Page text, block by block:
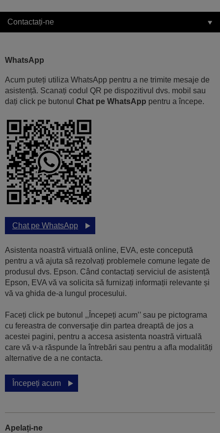
Contactați-ne
WhatsApp
Acum puteți utiliza WhatsApp pentru a ne trimite mesaje de
asistență. Scanați codul QR pe dispozitivul dvs. mobil sau
dați click pe butonul Chat pe WhatsApp pentru a începe.
Chat pe WhatsApp
Asistenta noastră virtuală online, EVA, este concepută
pentru a vă ajuta să rezolvați problemele comune legate de
produsul dvs. Epson. Când contactați serviciul de asistență
Epson, EVA vă va solicita să furnizați informații relevante și
vă va ghida de-a lungul procesului.
Faceți click pe butonul ,,Începeți acum’’ sau pe pictograma
cu fereastra de conversaţie din partea dreaptă de jos a
acestei pagini, pentru a accesa asistenta noastră virtuală
care vă v-a răspunde la întrebări sau pentru a afla modalități
alternative de a ne contacta.
Începeți acum
Apelați-ne